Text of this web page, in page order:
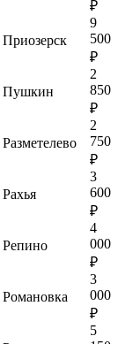
₽
Приозерск
9
500
₽
Пушкин
2
850
₽
Разметелево
2
750
₽
Рахья
3
600
₽
Репино
4
000
₽
Романовка
3
000
₽
5